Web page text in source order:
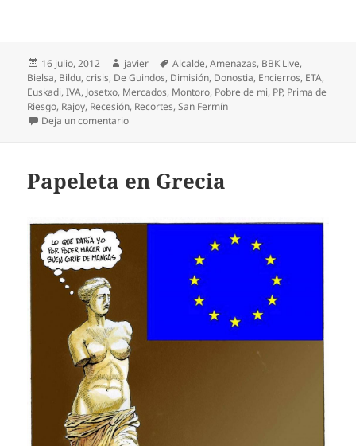
Publicado
el
16 julio, 2012 Autor
javier Etiquetas
Alcalde,Amenazas, BBK Live,
Bielsa, Bildu,crisis, De Guindos, Dimisión, Donostia, Encierros, ETA,
Euskadi,IVA, Josetxo, Mercados, Montoro, Pobre de mi, PP, Prima de
Riesgo, Rajoy, Recesión, Recortes,San Fermín
Deja un comentarioen ¡¡¡Pobre de mí!!!
Papeleta en Grecia